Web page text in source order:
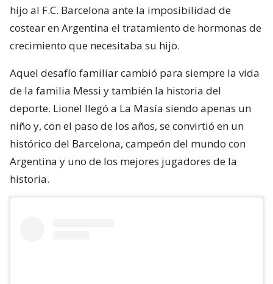
hijo al F.C. Barcelona ante la imposibilidad de
costear en Argentina el tratamiento de hormonas de
crecimiento que necesitaba su hijo.
Aquel desafío familiar cambió para siempre la vida
de la familia Messi y también la historia del
deporte. Lionel llegó a La Masía siendo apenas un
niño y, con el paso de los años, se convirtió en un
histórico del Barcelona, campeón del mundo con
Argentina y uno de los mejores jugadores de la
historia.